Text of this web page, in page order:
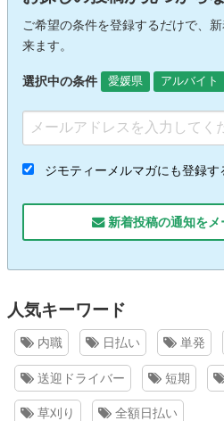
ご希望の条件を登録するだけで、
来ます。
選択中の条件 愛媛県 アルバイト
ジモティーメルマガにも登録す
新着投稿の通知をメ
人気キーワード
内職 日払い 単発
送迎ドライバー 短期
草刈り 全額日払い